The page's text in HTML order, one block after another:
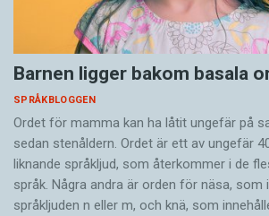
Barnen ligger bakom basala
SPRÅKBLOGGEN
Ordet för mamma kan ha låtit ungefär på
sedan stenåldern. Ordet är ett av ungefär
liknande språkljud, som återkommer i de
språk. Några andra är orden för näsa, som
språkljuden n eller m, och knä, som